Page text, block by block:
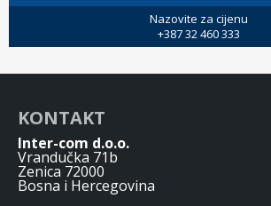
Nazovite za cijenu
+387 32 460 333
KONTAKT
Inter-com d.o.o.
Vrandučka 71b
Zenica 72000
Bosna i Hercegovina